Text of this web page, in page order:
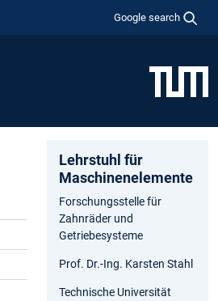
Google search
Lehrstuhl für
Maschinenelemente
Forschungsstelle für
Zahnräder und
Getriebesysteme
Prof. Dr.-Ing. Karsten Stahl
Technische Universität